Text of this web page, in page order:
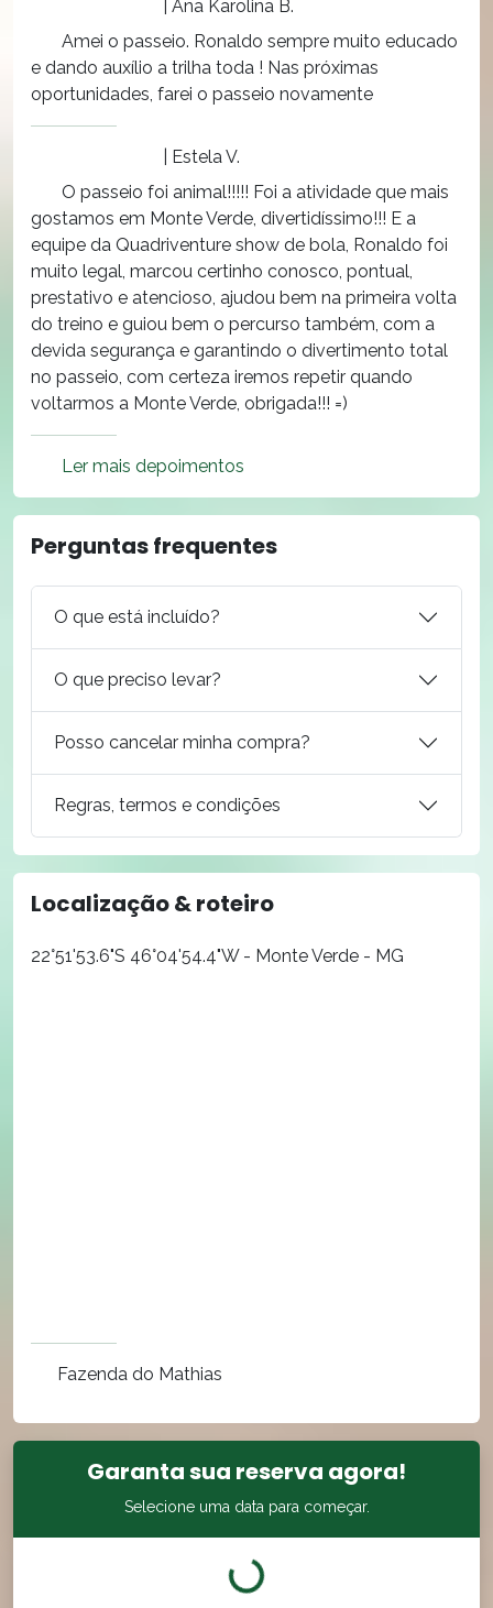
| Ana Karolina B.
Amei o passeio. Ronaldo sempre muito educado
e dando auxílio a trilha toda ! Nas próximas
oportunidades, farei o passeio novamente
| Estela V.
O passeio foi animal!!!!! Foi a atividade que mais
gostamos em Monte Verde, divertidíssimo!!! E a
equipe da Quadriventure show de bola, Ronaldo foi
muito legal, marcou certinho conosco, pontual,
prestativo e atencioso, ajudou bem na primeira volta
do treino e guiou bem o percurso também, com a
devida segurança e garantindo o divertimento total
no passeio, com certeza iremos repetir quando
voltarmos a Monte Verde, obrigada!!! =)
Ler mais depoimentos
Perguntas frequentes
O que está incluído?
O que preciso levar?
Posso cancelar minha compra?
Regras, termos e condições
Localização & roteiro
22°51'53.6"S 46°04'54.4"W - Monte Verde - MG
Fazenda do Mathias
Garanta sua reserva agora!
Selecione uma data para começar.